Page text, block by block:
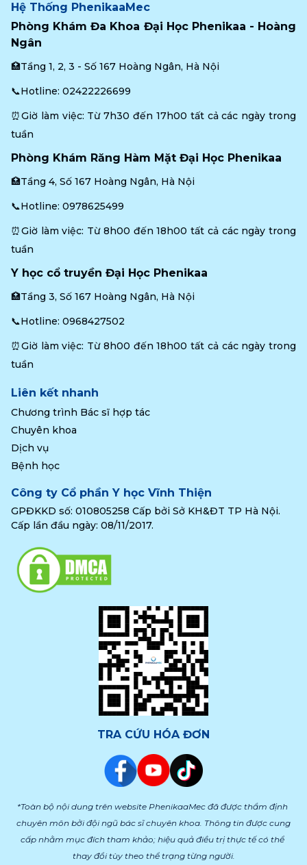
Hệ Thống PhenikaaMec
Phòng Khám Đa Khoa Đại Học Phenikaa - Hoàng
Ngân
🏥Tầng 1, 2, 3 - Số 167 Hoàng Ngân, Hà Nội
📞Hotline: 02422226699
⏰Giờ làm việc: Từ 7h30 đến 17h00 tất cả các ngày trong
tuần
Phòng Khám Răng Hàm Mặt Đại Học Phenikaa
🏥Tầng 4, Số 167 Hoàng Ngân, Hà Nội
📞Hotline: 0978625499
⏰Giờ làm việc: Từ 8h00 đến 18h00 tất cả các ngày trong
tuần
Y học cổ truyền Đại Học Phenikaa
🏥Tầng 3, Số 167 Hoàng Ngân, Hà Nội
📞Hotline: 0968427502
⏰Giờ làm việc: Từ 8h00 đến 18h00 tất cả các ngày trong
tuần
Liên kết nhanh
Chương trình Bác sĩ hợp tác
Chuyên khoa
Dịch vụ
Bệnh học
Công ty Cổ phần Y học Vĩnh Thiện
GPĐKKD số: 010805258 Cấp bởi Sở KH&ĐT TP Hà Nội.
Cấp lần đầu ngày: 08/11/2017.
TRA CỨU HÓA ĐƠN
*Toàn bộ nội dung trên website PhenikaaMec đã được thẩm định
chuyên môn bởi đội ngũ bác sĩ chuyên khoa. Thông tin được cung
cấp nhằm mục đích tham khảo; hiệu quả điều trị thực tế có thể
thay đổi tùy theo thể trạng từng người.